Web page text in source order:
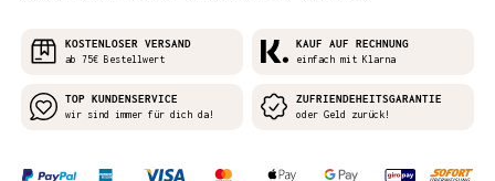
KOSTENLOSER VERSAND
ab 75€ Bestellwert
KAUF AUF RECHNUNG
einfach mit Klarna
TOP KUNDENSERVICE
wir sind immer für dich da!
ZUFRIENDEHEITSGARANTIE
oder Geld zurück!